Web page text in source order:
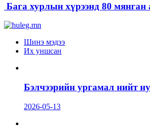
Бага хурлын хүрээнд 80 мянган
Шинэ мэдээ
Их уншсан
Бэлчээрийн ургамал нийт
2026-05-13